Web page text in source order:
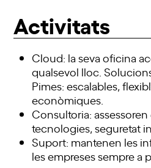
Activitats
Cloud: la seva oficina
qualsevol lloc.
Pimes: escalables,
econòmiques.
Consultoria:
tecnologies, seguretat
Suport: mantenen les
les empreses sempre a